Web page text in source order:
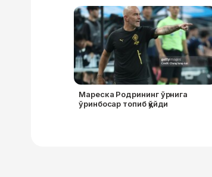
Мареска Родрининг ўрнига
ўринбосар топиб қўйди